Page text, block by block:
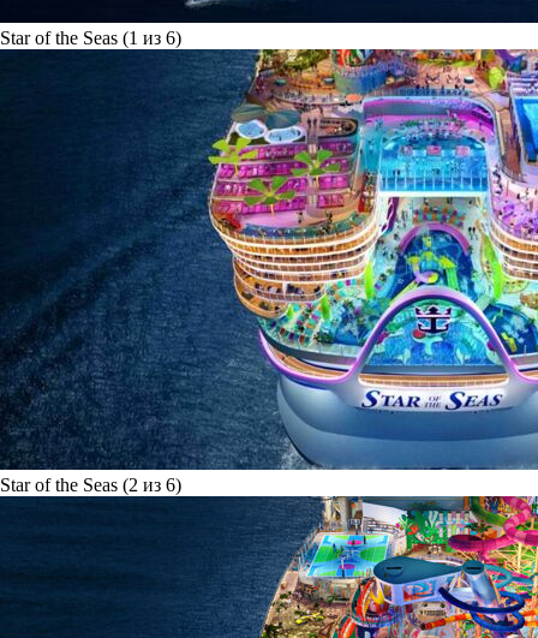
Star of the Seas (1 из 6)
Star of the Seas (2 из 6)